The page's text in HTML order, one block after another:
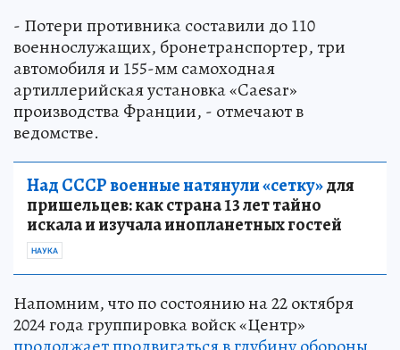
- Потери противника составили до 110
военнослужащих, бронетранспортер, три
автомобиля и 155-мм самоходная
артиллерийская установка «Caesar»
производства Франции, - отмечают в
ведомстве.
Над СССР военные натянули «сетку»для
пришельцев: как страна 13 лет тайно
искала и изучала инопланетных гостей
НАУКА
Напомним, что по состоянию на 22 октября
2024 года группировка войск «Центр»